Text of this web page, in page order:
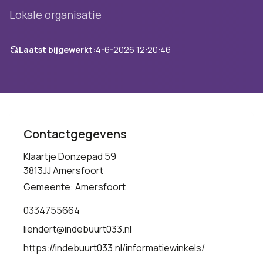
Lokale organisatie
Laatst bijgewerkt:4-6-2026 12:20:46
Contactgegevens
Klaartje Donzepad 59
3813JJ Amersfoort
Gemeente: Amersfoort
0334755664
liendert@indebuurt033.nl
https://indebuurt033.nl/informatiewinkels/